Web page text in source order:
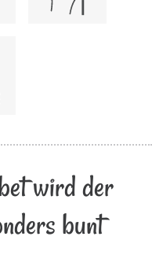
wird der
bunt